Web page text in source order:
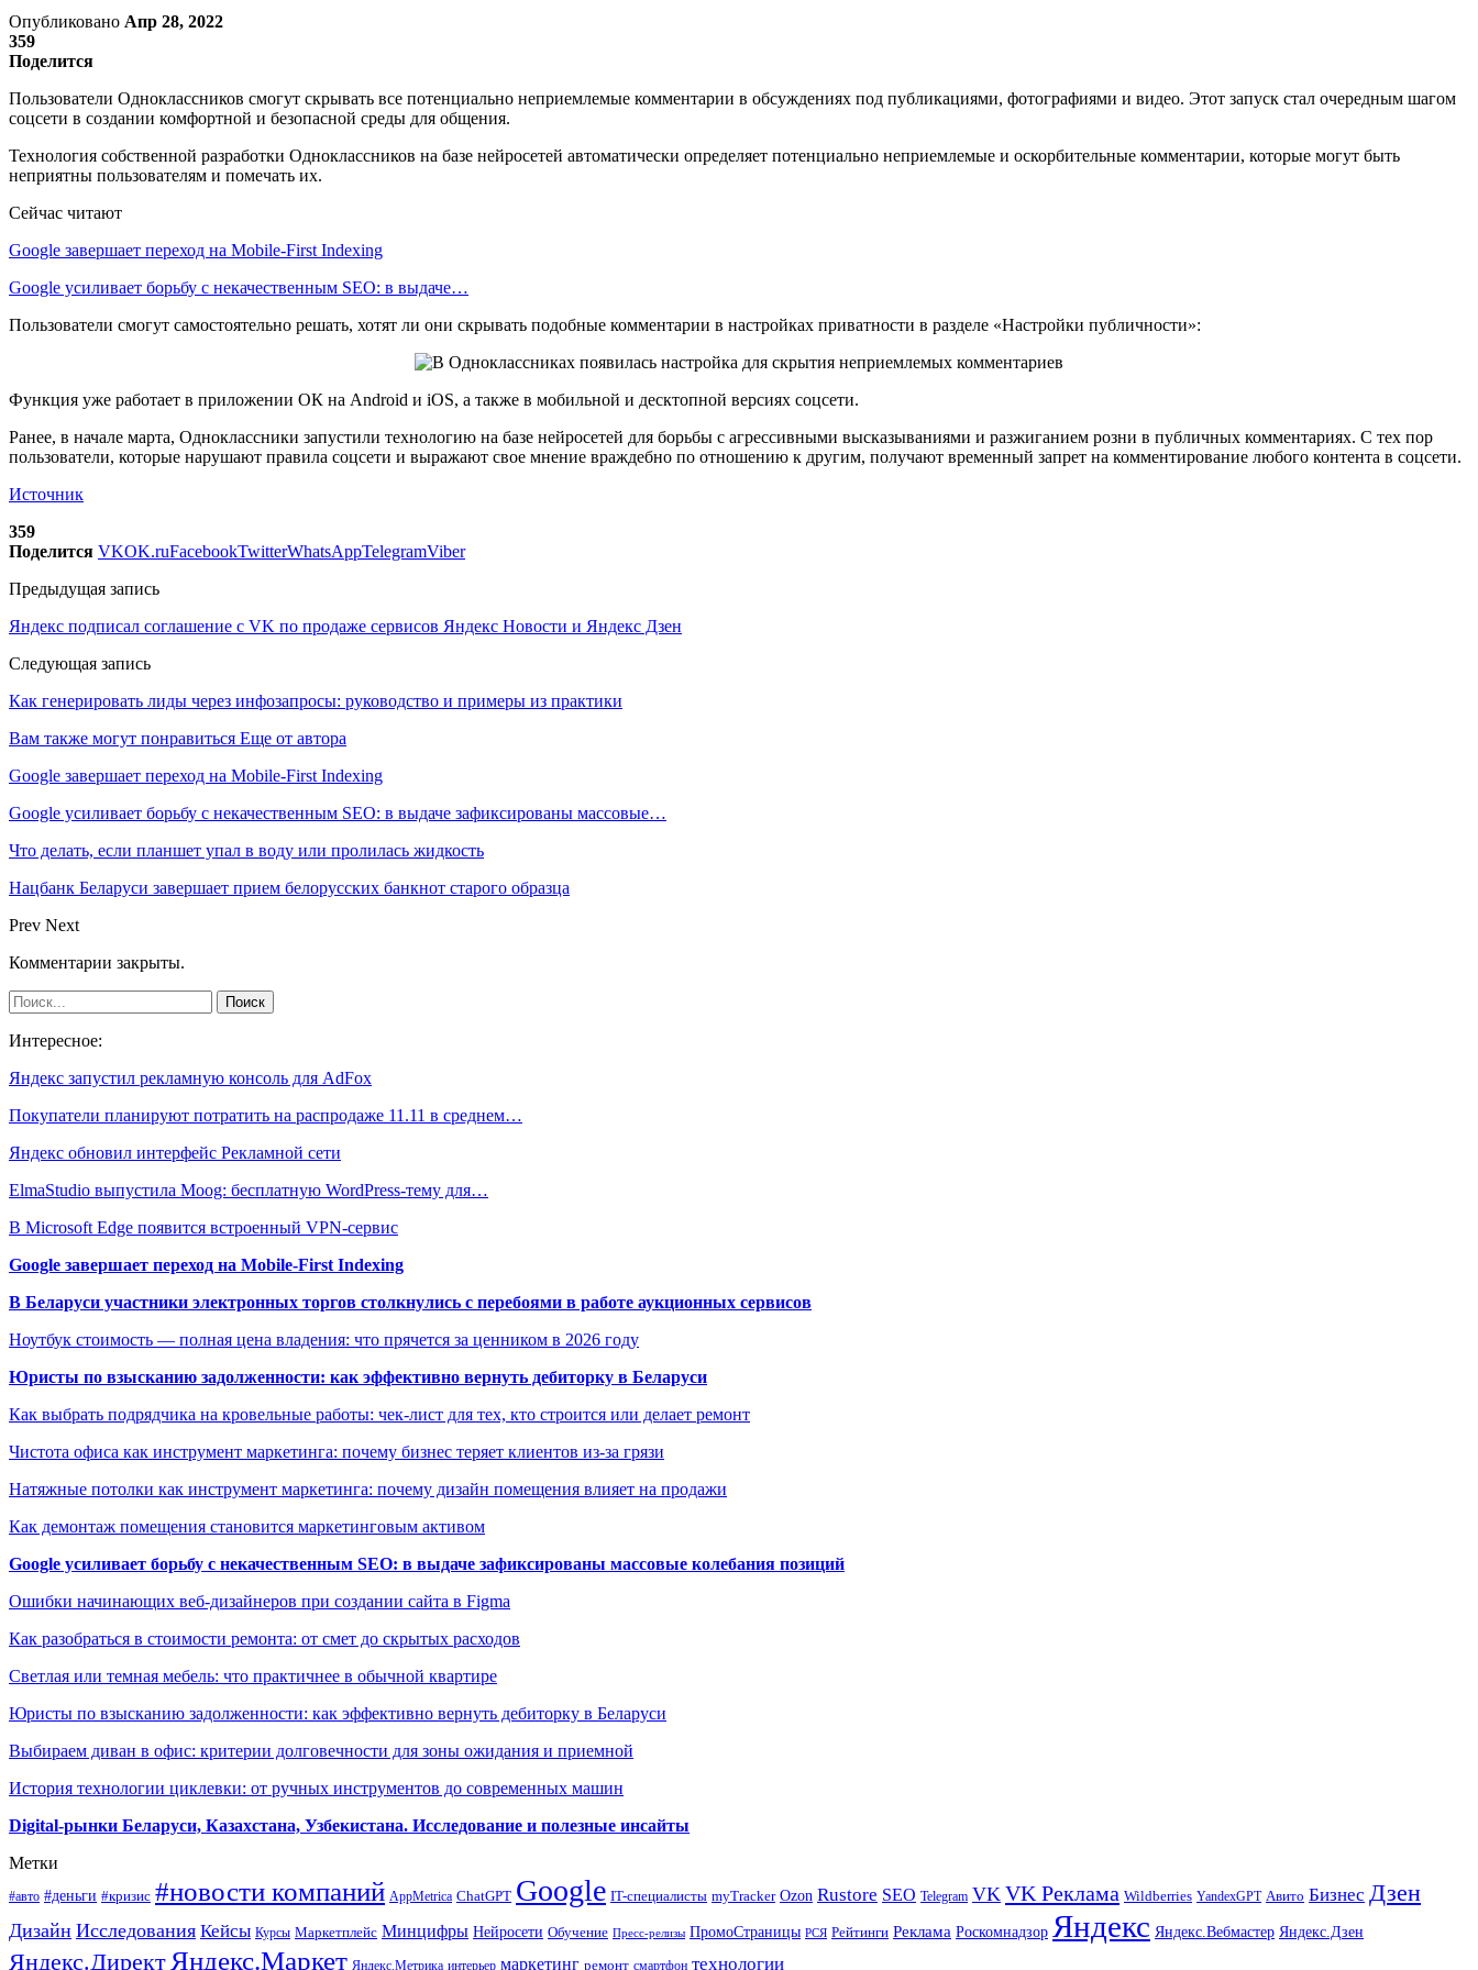
Опубликовано Апр 28, 2022
359
Поделится
Пользователи Одноклассников смогут скрывать все потенциально неприемлемые комментарии в обсуждениях под публикациями, фотографиями и видео. Этот запуск стал очередным шагом
соцсети в создании комфортной и безопасной среды для общения.
Технология собственной разработки Одноклассников на базе нейросетей автоматически определяет потенциально неприемлемые и оскорбительные комментарии, которые могут быть
неприятны пользователям и помечать их.
Сейчас читают
Google завершает переход на Mobile-First Indexing
Google усиливает борьбу с некачественным SEO: в выдаче…
Пользователи смогут самостоятельно решать, хотят ли они скрывать подобные комментарии в настройках приватности в разделе «Настройки публичности»:
Функция уже работает в приложении ОК на Android и iOS, а также в мобильной и десктопной версиях соцсети.
Ранее, в начале марта, Одноклассники запустили технологию на базе нейросетей для борьбы с агрессивными высказываниями и разжиганием розни в публичных комментариях. С тех пор
пользователи, которые нарушают правила соцсети и выражают свое мнение враждебно по отношению к другим, получают временный запрет на комментирование любого контента в соцсети.
Источник
359
Поделится VKOK.ruFacebookTwitterWhatsAppTelegramViber
Предыдущая запись
Яндекс подписал соглашение с VK по продаже сервисов Яндекс Новости и Яндекс Дзен
Следующая запись
Как генерировать лиды через инфозапросы: руководство и примеры из практики
Вам также могут понравиться Еще от автора
Google завершает переход на Mobile-First Indexing
Google усиливает борьбу с некачественным SEO: в выдаче зафиксированы массовые…
Что делать, если планшет упал в воду или пролилась жидкость
Нацбанк Беларуси завершает прием белорусских банкнот старого образца
Prev Next
Комментарии закрыты.
Интересное:
Яндекс запустил рекламную консоль для AdFox
Покупатели планируют потратить на распродаже 11.11 в среднем…
Яндекс обновил интерфейс Рекламной сети
ElmaStudio выпустила Moog: бесплатную WordPress-тему для…
В Microsoft Edge появится встроенный VPN-сервис
Google завершает переход на Mobile-First Indexing
В Беларуси участники электронных торгов столкнулись с перебоями в работе аукционных сервисов
Ноутбук стоимость — полная цена владения: что прячется за ценником в 2026 году
Юристы по взысканию задолженности: как эффективно вернуть дебиторку в Беларуси
Как выбрать подрядчика на кровельные работы: чек-лист для тех, кто строится или делает ремонт
Чистота офиса как инструмент маркетинга: почему бизнес теряет клиентов из-за грязи
Натяжные потолки как инструмент маркетинга: почему дизайн помещения влияет на продажи
Как демонтаж помещения становится маркетинговым активом
Google усиливает борьбу с некачественным SEO: в выдаче зафиксированы массовые колебания позиций
Ошибки начинающих веб-дизайнеров при создании сайта в Figma
Как разобраться в стоимости ремонта: от смет до скрытых расходов
Светлая или темная мебель: что практичнее в обычной квартире
Юристы по взысканию задолженности: как эффективно вернуть дебиторку в Беларуси
Выбираем диван в офис: критерии долговечности для зоны ожидания и приемной
История технологии циклевки: от ручных инструментов до современных машин
Digital-рынки Беларуси, Казахстана, Узбекистана. Исследование и полезные инсайты
Метки
#авто #деньги #кризис #новости компаний AppMetrica ChatGPT Google IT-специалисты myTracker Ozon Rustore SEO Telegram VK VK Реклама Wildberries YandexGPT Авито Бизнес Дзен
Дизайн Исследования Кейсы Курсы Маркетплейс Минцифры Нейросети Обучение Пресс-релизы ПромоСтраницы РСЯ Рейтинги Реклама Роскомнадзор Яндекс Яндекс.Вебмастер Яндекс.Дзен
Яндекс.ДиректЯндекс.Маркет Яндекс.Метрика интерьер маркетинг ремонт смартфон технологии